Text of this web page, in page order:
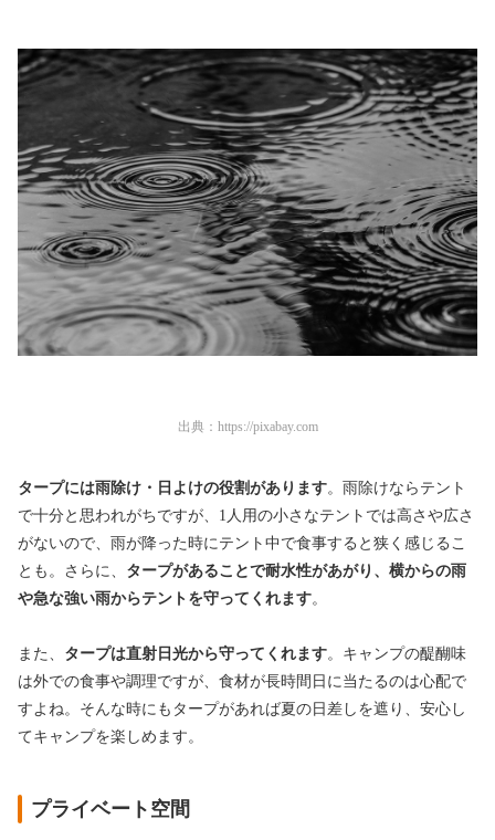
出典： https://pixabay.com
タープには雨除け・日よけの役割があります。雨除けならテント
で十分と思われがちですが、1人用の小さなテントでは高さや広さ
がないので、雨が降った時にテント中で食事すると狭く感じるこ
とも。さらに、 タープがあることで耐水性があがり、横からの雨
や急な強い雨からテントを守ってくれます。
また、 タープは直射日光から守ってくれます。キャンプの醍醐味
は外での食事や調理ですが、食材が長時間日に当たるのは心配で
すよね。そんな時にもタープがあれば夏の日差しを遮り、安心し
てキャンプを楽しめます。
プライベート空間